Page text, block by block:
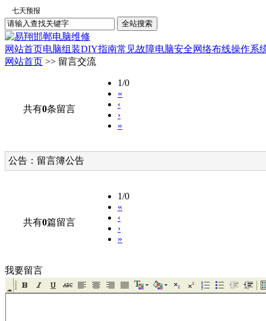
网站首页电脑组装DIY指南常见故障电脑安全网络布线操作系
网站首页 >> 留言交流
共有0条留言
1/0
«
‹
›
»
公告：留言簿公告
共有0篇留言
1/0
«
‹
›
»
我要留言